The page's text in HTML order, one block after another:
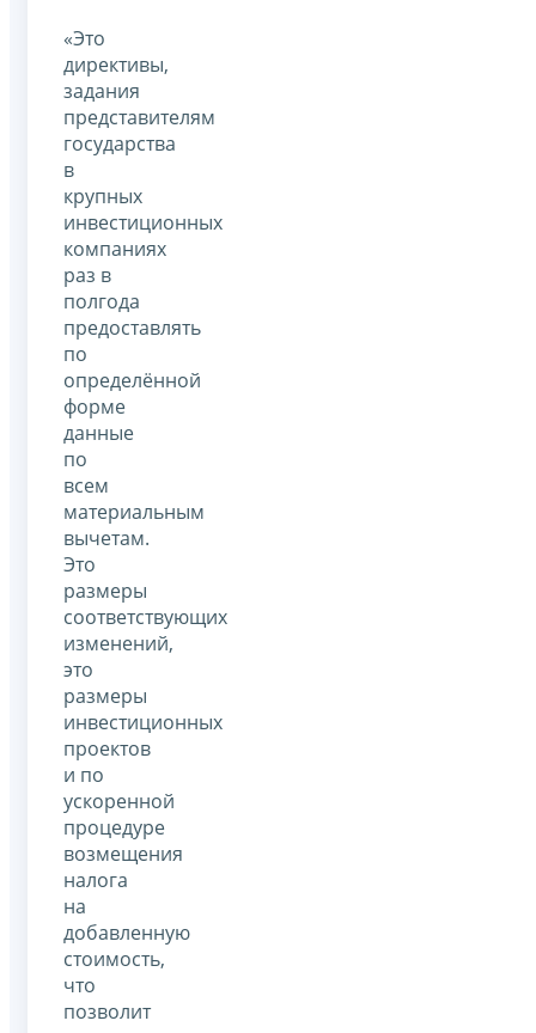
«Это
директивы,
задания
представителям
государства
в
крупных
инвестиционных
компаниях
раз в
полгода
предоставлять
по
определённой
форме
данные
по
всем
материальным
вычетам.
Это
размеры
соответствующих
изменений,
это
размеры
инвестиционных
проектов
и по
ускоренной
процедуре
возмещения
налога
на
добавленную
стоимость,
что
позволит